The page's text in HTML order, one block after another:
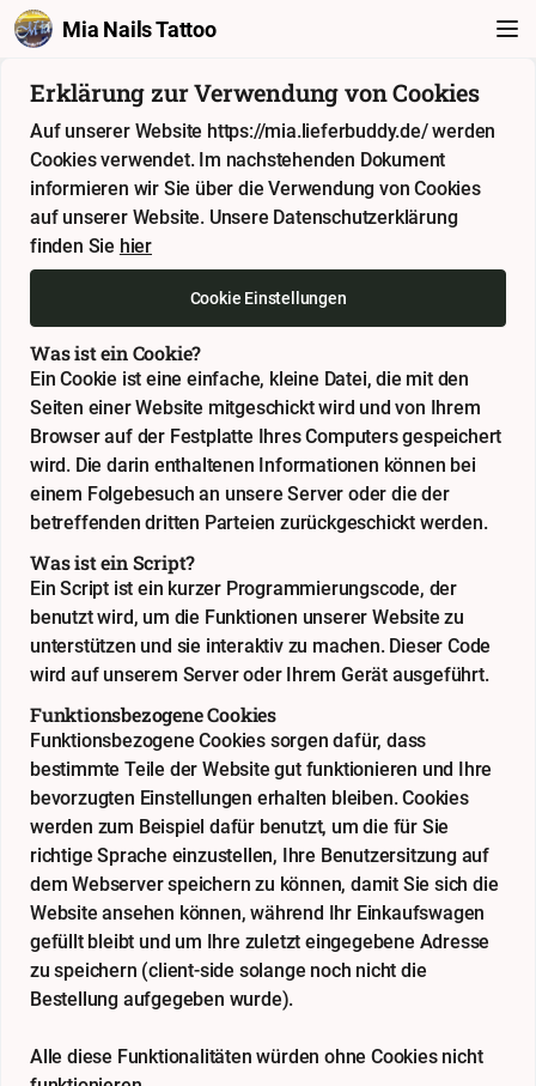
Mia Nails Tattoo
Erklärung zur Verwendung von Cookies
Auf unserer Website https://mia.lieferbuddy.de/ werden
Cookies verwendet. Im nachstehenden Dokument
informieren wir Sie über die Verwendung von Cookies
auf unserer Website. Unsere Datenschutzerklärung
finden Sie hier
Cookie Einstellungen
Was ist ein Cookie?
Ein Cookie ist eine einfache, kleine Datei, die mit den
Seiten einer Website mitgeschickt wird und von Ihrem
Browser auf der Festplatte Ihres Computers gespeichert
wird. Die darin enthaltenen Informationen können bei
einem Folgebesuch an unsere Server oder die der
betreffenden dritten Parteien zurückgeschickt werden.
Was ist ein Script?
Ein Script ist ein kurzer Programmierungscode, der
benutzt wird, um die Funktionen unserer Website zu
unterstützen und sie interaktiv zu machen. Dieser Code
wird auf unserem Server oder Ihrem Gerät ausgeführt.
Funktionsbezogene Cookies
Funktionsbezogene Cookies sorgen dafür, dass
bestimmte Teile der Website gut funktionieren und Ihre
bevorzugten Einstellungen erhalten bleiben. Cookies
werden zum Beispiel dafür benutzt, um die für Sie
richtige Sprache einzustellen, Ihre Benutzersitzung auf
dem Webserver speichern zu können, damit Sie sich die
Website ansehen können, während Ihr Einkaufswagen
gefüllt bleibt und um Ihre zuletzt eingegebene Adresse
zu speichern (client-side solange noch nicht die
Bestellung aufgegeben wurde).
Alle diese Funktionalitäten würden ohne Cookies nicht